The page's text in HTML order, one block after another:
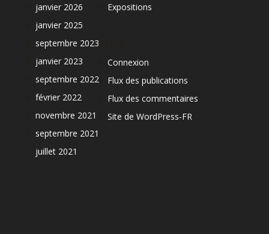
janvier 2026
janvier 2025
septembre 2023
janvier 2023
septembre 2022
février 2022
novembre 2021
septembre 2021
juillet 2021
Expositions
Connexion
Flux des publications
Flux des commentaires
Site de WordPress-FR